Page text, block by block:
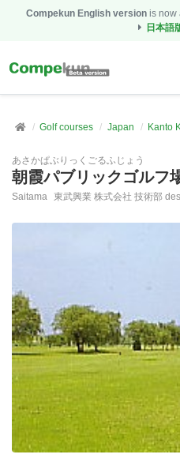
Compekun English version is now
日本語
Golf courses Japan Kanto
あさかぱぶりっくごるふじょう
朝霞パブリックゴルフ
Saitama 東武興業 株式会社 技術部